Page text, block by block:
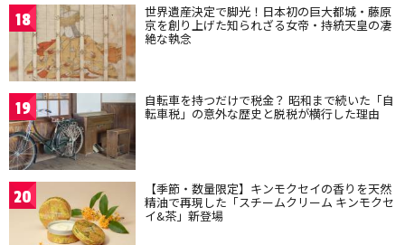
18 世界遺産決定で脚光！日本初の巨大都城・藤原
京を創り上げた知られざる女帝・持統天皇の凄
絶な執念
19 自転車を持つだけで税金？ 昭和まで続いた「自
転車税」の意外な歴史と脱税が横行した理由
20 【季節・数量限定】キンモクセイの香りを天然
精油で再現した「スチームクリーム キンモクセ
イ&茶」新登場